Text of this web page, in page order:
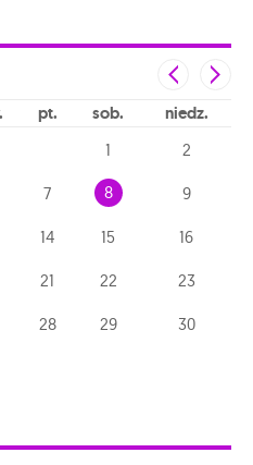
pt sob niedz
1 2
7 8 9
14 15 16
21 22 23
28 29 30